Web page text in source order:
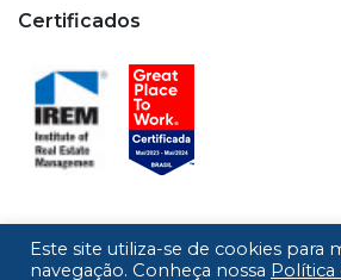
Certificados
Copyright © 2020 - 2026 Cipa.
Este site utiliza-se de cookies para
navegação. Conheça nossa Política